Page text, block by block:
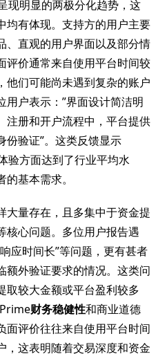
现明显的两极分化趋势，这
均有体现。支持方的用户主要
、直观的用户界面以及部分情
评价通常来自使用平台时间较
他们可能尚未遇到复杂的账户
用户表示：”界面设计简洁明
注册和开户流程中，平台提供
份验证”。这类反馈显示
方面达到了行业平均水
基本需求。
大量存在，且多集中于资金提
核心问题。多位用户报告遇
应时间长”等问题，更有甚者
额外验证要求的情况。这类问
取较大金额或平台盈利较多
财务稳健性和商业道德
面评价往往来自使用平台时间
，这表明随着交易深度和资金